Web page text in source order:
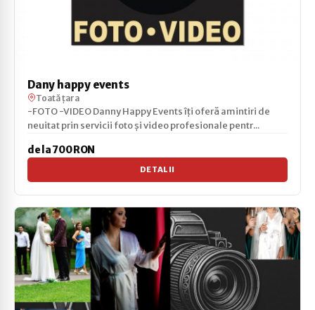
Dany happy events
Toată țara
-FOTO -VIDEO Danny Happy Events îți oferă amintiri de
neuitat prin servicii foto și video profesionale pentr...
de la 700 RON
DETALII